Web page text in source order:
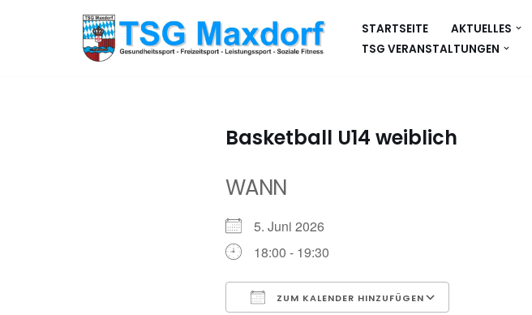
STARTSEITE AKTUELLES
TSG VERANSTALTUNGEN
Basketball U14 weiblich
WANN
5. Juni 2026
18:00 - 19:30
ZUM KALENDER HINZUFÜGEN